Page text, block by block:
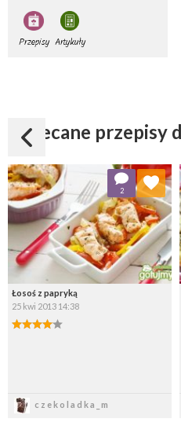
Marynowana cebula jest
gotowa do zjedzenia po
kilku dniach, gdy przyprawy
Przepisy Artykuły
Polecane przepisy
Łosoś z papryką
25 kwi 2013 14:38
czekoladka_m
2
Dodaj do ulubionych
Wybierz listę: